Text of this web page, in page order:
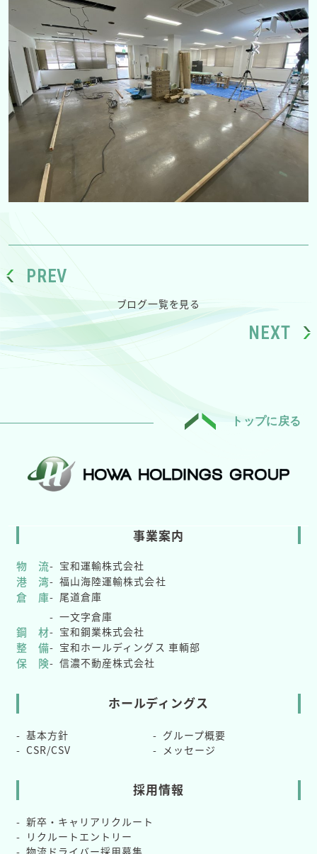
PREV
ブログ一覧を見る
NEXT
トップに戻る
事業案内
物 流 宝和運輸株式会社
港 湾 福山海陸運輸株式会社
倉 庫
尾道倉庫
一文字倉庫
鋼 材 宝和鋼業株式会社
整 備 宝和ホールディングス 車輌部
保 険 信濃不動産株式会社
ホールディングス
基本方針
グループ概要
CSR/CSV
メッセージ
採用情報
新卒・キャリアリクルート
リクルートエントリー
物流ドライバー採用募集